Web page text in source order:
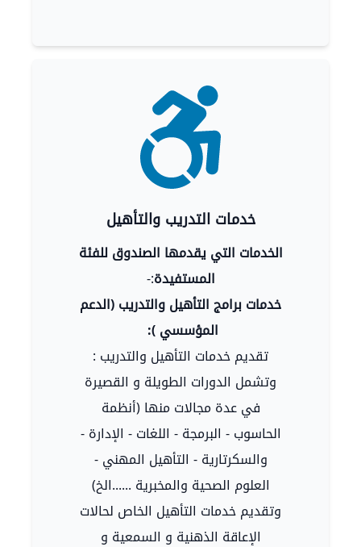
خدمات التدريب والتأهيل
الخدمات التي يقدمها الصندوق للفئة
المستفيدة:-
خدمات برامج التأهيل والتدريب (الدعم
المؤسسي ):
تقديم خدمات التأهيل والتدريب :
وتشمل الدورات الطويلة و القصيرة
في عدة مجالات منها (أنظمة
الحاسوب - البرمجة - اللغات - الإدارة -
والسكرتارية - التأهيل المهني -
العلوم الصحية والمخبرية ......الخ)
وتقديم خدمات التأهيل الخاص لحالات
الإعاقة الذهنية و السمعية و